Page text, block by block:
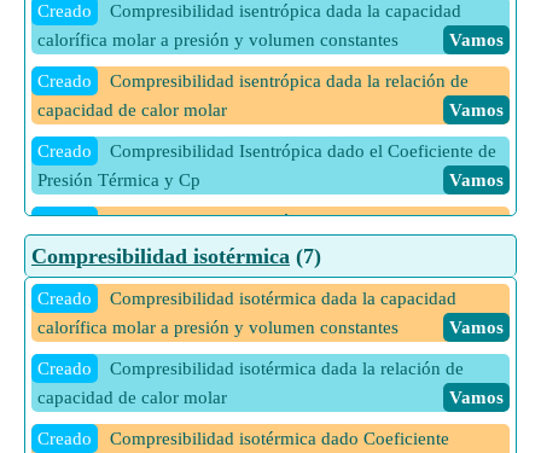
Creado
Compresibilidad isentrópica dada la capacidad
calorífica molar a presión y volumen constantes
Vamos
Creado
Compresibilidad isentrópica dada la relación de
capacidad de calor molar
Vamos
Creado
Compresibilidad Isentrópica dado el Coeficiente de
Presión Térmica y Cp
Vamos
Creado
Compresibilidad isentrópica dado el coeficiente de
presión térmica y Cv
Creado
Compresibilidad Isentrópica dado el Coeficiente
Volumétrico de Expansión Térmica y Cp
Vamos
Creado
Compresibilidad Isentrópica dado el Coeficiente
Volumétrico de Expansión Térmica y Cv
Vamos
1 Más calculadoras de Compresibilidad Isentrópica
Compresibilidad isotérmica (7)
Creado
Compresibilidad isotérmica dada la capacidad
calorífica molar a presión y volumen constantes
Vamos
Creado
Compresibilidad isotérmica dada la relación de
capacidad de calor molar
Vamos
Creado
Compresibilidad isotérmica dado Coeficiente